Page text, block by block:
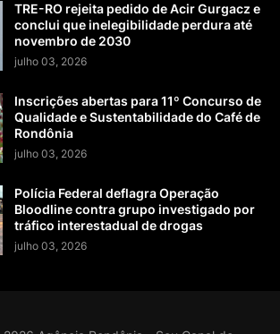
TRE-RO rejeita pedido de Acir Gurgacz e
conclui que inelegibilidade perdura até
novembro de 2030
julho 03, 2026
Inscrições abertas para 11º Concurso de
Qualidade e Sustentabilidade do Café de
Rondônia
julho 03, 2026
Polícia Federal deflagra Operação
Bloodline contra grupo investigado por
tráfico interestadual de drogas
julho 03, 2026